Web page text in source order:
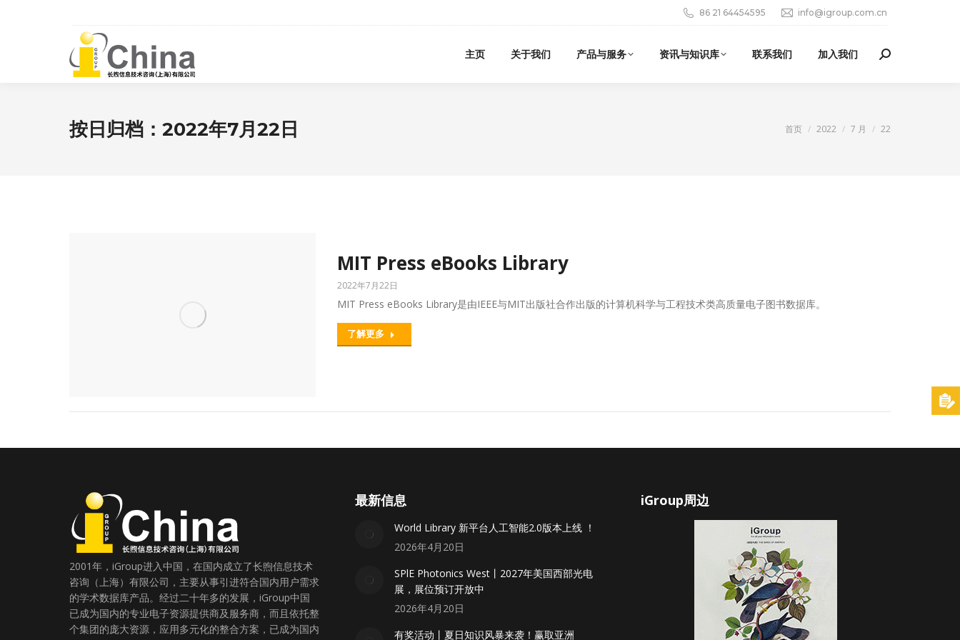
86 21 64454595 info@igroup.com.cn
主页 关于我们 产品与服务 资讯与知识库 联系我们 加入我们 Search:
按日归档： 2022年7月22日 您在这里：
首页 2022 7 月 22
MIT Press eBooks Library
2022年7月22日
MIT Press eBooks Library是由IEEE与MIT出版社合作出版的计算机科学与工程技术类高质量电子图书数据库。
了解更多
2001年，iGroup进入中国，在国内成立了长煦信息技术
咨询（上海）有限公司，主要从事引进符合国内用户需求
的学术数据库产品。经过二十年多的发展，iGroup中国
已成为国内的专业电子资源提供商及服务商，而且依托整
个集团的庞大资源，应用多元化的整合方案，已成为国内
最新信息
World Library 新平台人工智能2.0版本上线 ！
2026年4月20日
SPlE Photonics West丨2027年美国西部光电
展，展位预订开放中
2026年4月20日
有奖活动丨夏日知识风暴来袭！赢取亚洲
iGroup周边